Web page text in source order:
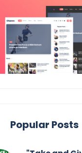
Popular Posts